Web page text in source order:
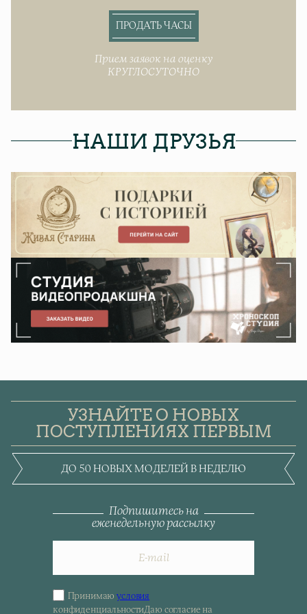
ПРОДАТЬ ЧАСЫ
Прием заявок на оценку
КРУГЛОСУТОЧНО
НАШИ ДРУЗЬЯ
УЗНАЙТЕ О НОВЫХ
ПОСТУПЛЕНИЯХ ПЕРВЫМ
ДО 50 НОВЫХ МОДЕЛЕЙ В НЕДЕЛЮ
Подпишитесь на
еженедельную рассылку
SignПринимаюусловия
конфиденциальностиДаю согласие на